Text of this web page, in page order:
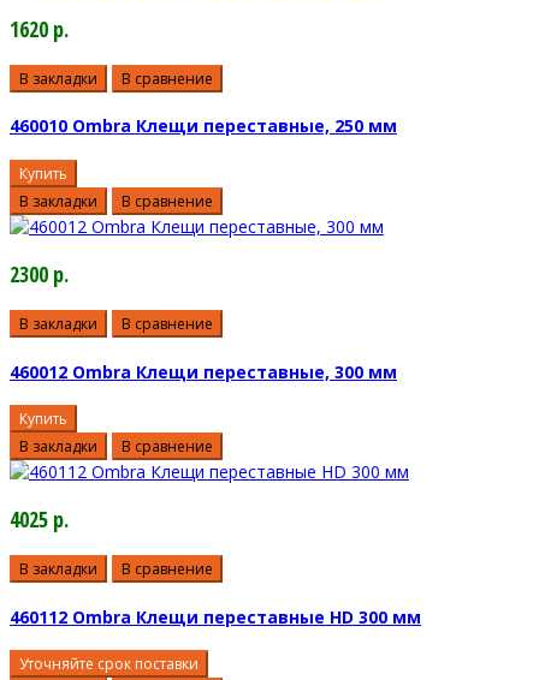
1620 р.
В закладки В сравнение
460010 Ombra Клещи переставные, 250 мм
Купить
В закладки
В сравнение
2300 р.
В закладки В сравнение
460012 Ombra Клещи переставные, 300 мм
Купить
В закладки
В сравнение
4025 р.
В закладки В сравнение
460112 Ombra Клещи переставные HD 300 мм
Уточняйте срок поставки